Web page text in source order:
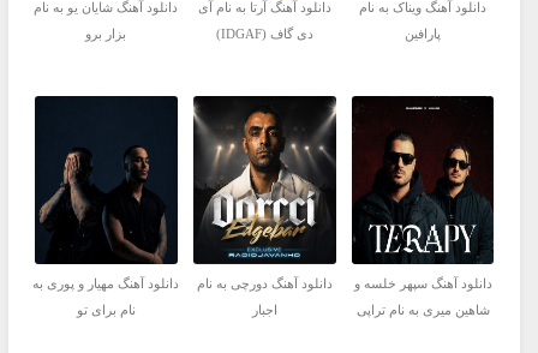
دانلود آهنگ ویناک به نام
پارافین
دانلود آهنگ آرتا به نام آی
دی گاف (IDGAF)
دانلود آهنگ شایان یو به نام
بزار برو
دانلود آهنگ سپهر خلسه و
شاهین میری به نام تراپی
دانلود آهنگ دورچی به نام
اجبار
دانلود آهنگ مهیار و پوری به
نام برای تو